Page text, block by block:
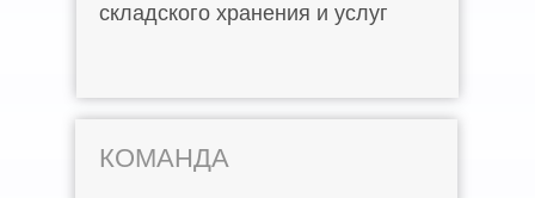
складского хранения и услуг
КОМАНДА